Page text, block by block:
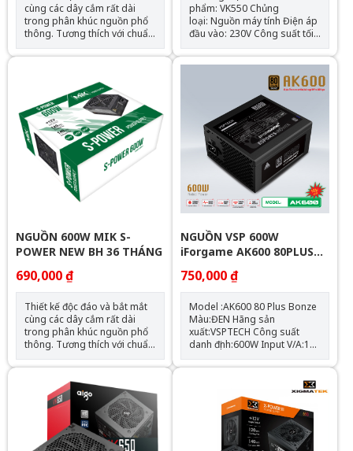
cùng các dây cắm rất dài
trong phân khúc nguồn phổ
thông. Tương thích với chuẩn
ATX 12V 2.3A. Hệ thống biến
áp cao cấp giúp cân bằng
chuẩn Single Rail mang lại
hiệu năng cao cấp ở đường
điện áp 12V.
phẩm: VK550 Chủng
loại: Nguồn máy tính Điện áp
đầu vào: 230V Công suất tối
đa: 500Wh Quạt: 120mm Kích
thước (CxRxD): 150mm x
nguồn tối đa: 150mm Số
lượng cable kết nối: 1 x ATX
24-PIN (20+4) 1 x CPU 8-PIN
(4+4) 1 x PCIe 6+2 Pins 3 x
SATA (3 SATA) 3 x PERIPHERAL
(4-PIN)
NGUỒN 600W MIK S-
POWER NEW BH 36 THÁNG
690,000 ₫
Thiết kế độc đáo và bắt mắt
cùng các dây cắm rất dài
trong phân khúc nguồn phổ
thông. Tương thích với chuẩn
ATX 12V 2.3A. Hệ thống biến
áp cao cấp giúp cân bằng
các mức điện áp. Bộ nguồn
chuẩn Single Rail mang lại
hiệu năng cao cấp ở đường
điện áp 12V.
NGUỒN VSP 600W
iForgame AK600 80PLUS
BRONZE NEW BH36T
750,000 ₫
Model :AK600 80 Plus Bonze
Màu:ĐEN Hãng sản
xuất:VSPTECH Công suất
danh định:600W Input V/A:100
~ 240V AC Size quy chuẩn
(Dimensions): ATX/
:120MM fan both silent and
efficient Protections :Six
quick response protections
LN, SR, OV, UV, OP, SC PFC :